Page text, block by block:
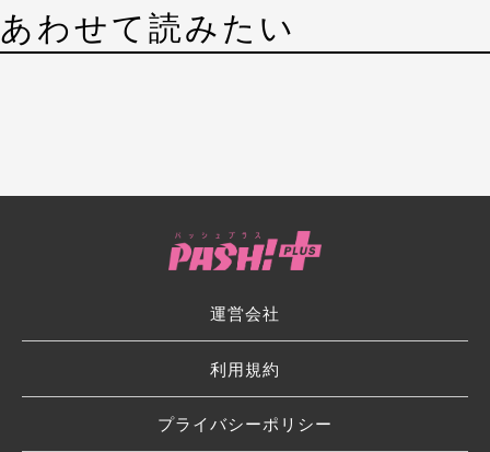
あわせて読みたい
運営会社
利用規約
プライバシーポリシー